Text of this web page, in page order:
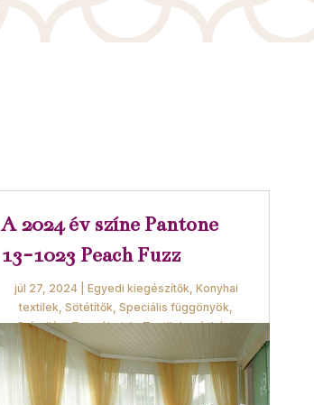
A 2024 év színe Pantone
13-1023 Peach Fuzz
júl 27, 2024| Egyedi kiegészítők Konyhai
textilek ,Sötétítők ,Speciális függönyök
Színvilág,Termékeink,Textilek másként